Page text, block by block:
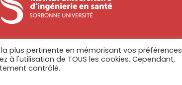
nous contacter :
plus pertinente en mémorisant vos préférences
à l'utilisation de TOUS les cookies. Cependant,
contrôlé.